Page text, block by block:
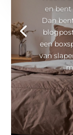
en bent
Dan
een
van